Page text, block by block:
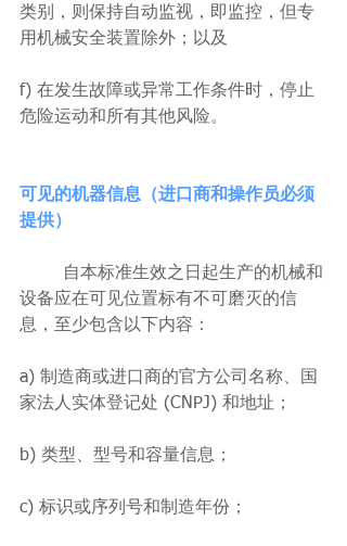
类别，则保持自动监视，即监控，但专
用机械安全装置除外；以及
f) 在发生故障或异常工作条件时，停止
危险运动和所有其他风险。
可见的机器信息（进口商和操作员必须
提供）
设备应在可见位置标有不可磨灭的信
息，至少包含以下内容：
a) 制造商或进口商的官方公司名称、国
家法人实体登记处 (CNPJ) 和地址；
b) 类型、型号和容量信息；
c) 标识或序列号和制造年份；